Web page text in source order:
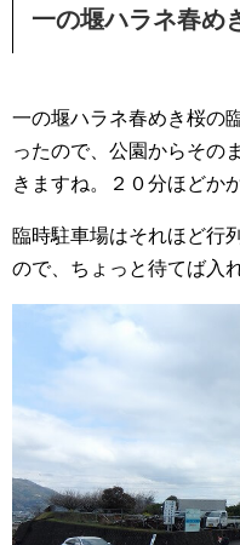
一の堰ハラネ春め
一の堰ハラネ春めき桜の
ったので、公園からその
きますね。２０分ほどか
臨時駐車場はそれほど行
ので、ちょっと待てば入